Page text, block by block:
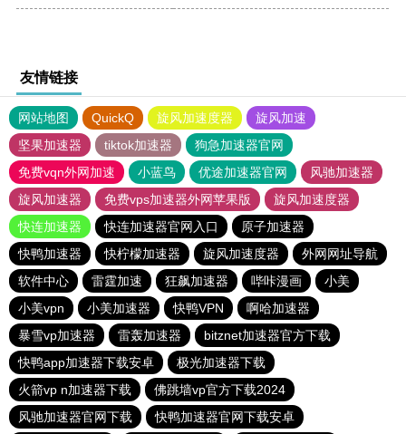
友情链接
网站地图 QuickQ 旋风加速度器
旋风加速
坚果加速器
tiktok加速器
狗急加速器官网
免费vqn外网加速
小蓝鸟 优途加速器官网
风驰加速器
旋风加速器
免费vps加速器外网苹果版
旋风加速度器
快连加速器
快连加速器官网入口
原子加速器
快鸭加速器
快柠檬加速器 旋风加速度器
外网网址导航
软件中心
雷霆加速 狂飙加速器 哔咔漫画
小美
小美vpn
小美加速器 快鸭VPN
啊哈加速器
暴雪vp加速器
雷轰加速器
bitznet加速器官方下载
快鸭app加速器下载安卓
极光加速器下载
火箭vp n加速器下载
佛跳墙vp官方下载2024
风驰加速器官网下载
快鸭加速器官网下载安卓